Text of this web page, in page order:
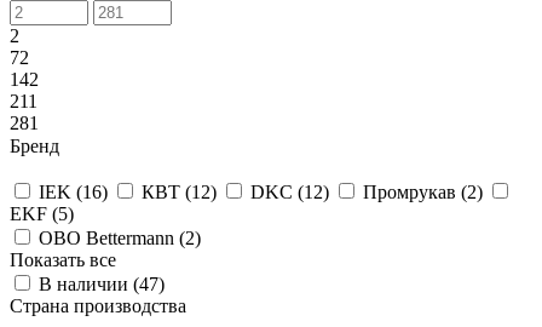
2
72
142
211
281
Бренд
IEK (16) КВТ (12) DKC (12) Промрукав (2)
EKF (5)
OBO Bettermann (2)
Показать все
В наличии (47)
Страна производства